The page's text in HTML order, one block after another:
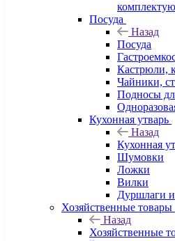
Посуда
Назад
Посуда
Кастрюли,
Чайники,
Подносы
Кухонная утварь
Назад
Кухонная
Шумовки
Ложки
Вилки
Дуршлаги и
Хозяйственные товары
Назад
Хозяйственные